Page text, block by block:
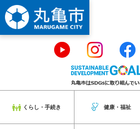
ー
ジ
の
。
ニ
ュ
ー
て
くらし・手続き 健康・福祉